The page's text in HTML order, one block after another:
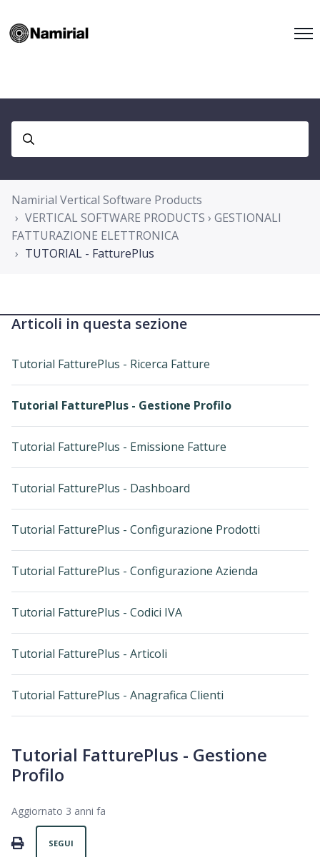
Namirial Vertical Software Products
VERTICAL SOFTWARE PRODUCTS › GESTIONALI
FATTURAZIONE ELETTRONICA
TUTORIAL - FatturePlus
Articoli in questa sezione
Tutorial FatturePlus - Ricerca Fatture
Tutorial FatturePlus - Gestione Profilo
Tutorial FatturePlus - Emissione Fatture
Tutorial FatturePlus - Dashboard
Tutorial FatturePlus - Configurazione Prodotti
Tutorial FatturePlus - Configurazione Azienda
Tutorial FatturePlus - Codici IVA
Tutorial FatturePlus - Articoli
Tutorial FatturePlus - Anagrafica Clienti
Tutorial FatturePlus - Gestione
Profilo
Aggiornato 3 anni fa
PRINT
SEGUI